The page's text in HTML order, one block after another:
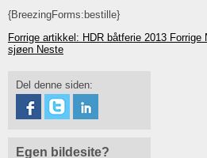
{BreezingForms:bestille}
Forrige artikkel: HDR båtferie 2013 Forrige
sjøen Neste
Del denne siden:
Egen bildesite?